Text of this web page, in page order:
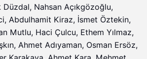
Düzdal, Nahsan Açıkgözoğlu,
Abdulhamit Kiraz, İsmet Öztekin,
Mutlu, Haci Çulcu, Ethem Yılmaz,
Ahmet Adıyaman, Osman Ersöz,